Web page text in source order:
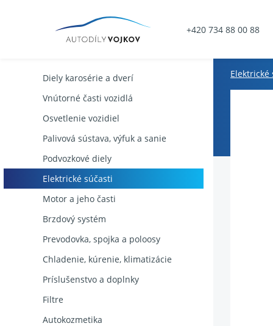
+420 734 88 00 88
Diely karosérie a dverí
Vnútorné časti vozidlá
Osvetlenie vozidiel
Palivová sústava, výfuk a sanie
Podvozkové diely
Elektrické súčasti
Motor a jeho časti
Brzdový systém
Prevodovka, spojka a poloosy
Chladenie, kúrenie, klimatizácie
Príslušenstvo a doplnky
Filtre
Autokozmetika
Elektrické